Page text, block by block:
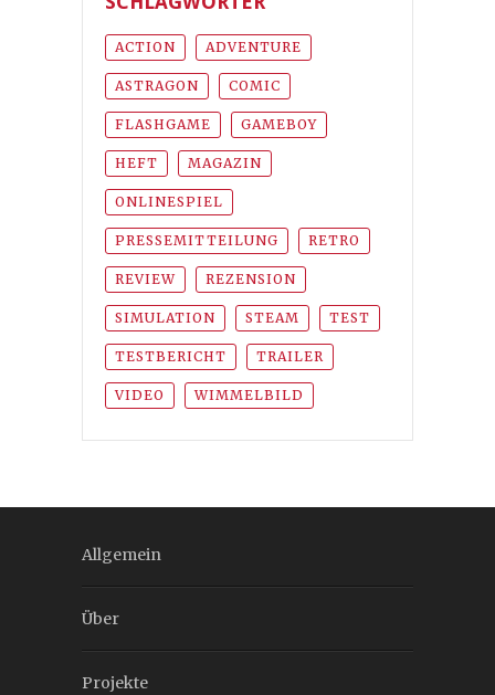
ACTION ADVENTURE
ASTRAGON COMIC
FLASHGAME GAMEBOY
HEFT MAGAZIN
ONLINESPIEL
PRESSEMITTEILUNG RETRO
REVIEW REZENSION
SIMULATION STEAM TEST
TESTBERICHT TRAILER
VIDEO WIMMELBILD
Allgemein
Über
Projekte